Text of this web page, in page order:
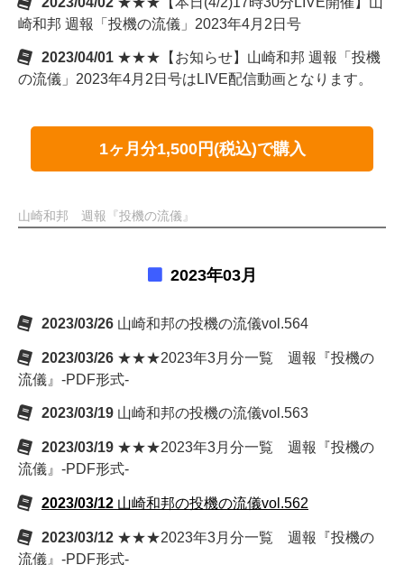
崎和邦 週報「投機の流儀」2023年4月2日号
2023/04/01 ★★★【お知らせ】山崎和邦 週報「投機
の流儀」2023年4月2日号はLIVE配信動画となります。
1ヶ月分1,500円(税込)で購入
山崎和邦 週報『投機の流儀』
2023年03月
2023/03/26 山崎和邦の投機の流儀vol.564
2023/03/26 ★★★2023年3月分一覧 週報『投機の
流儀』-PDF形式-
2023/03/19 山崎和邦の投機の流儀vol.563
2023/03/19 ★★★2023年3月分一覧 週報『投機の
流儀』-PDF形式-
2023/03/12 山崎和邦の投機の流儀vol.562
2023/03/12 ★★★2023年3月分一覧 週報『投機の
流儀』-PDF形式-